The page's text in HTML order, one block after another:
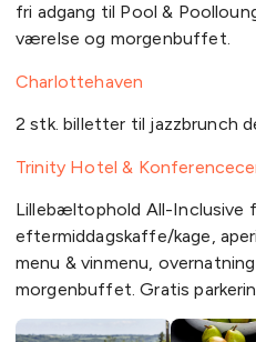
fri adgang til Pool &
værelse og morgenbuffet.
Charlottehaven
2 stk. billetter til jazzbrunch
Trinity Hotel &
Lillebæltophold All-Inclusive
eftermiddagskaffe/kage,
menu & vinmenu,
morgenbuffet. Gratis